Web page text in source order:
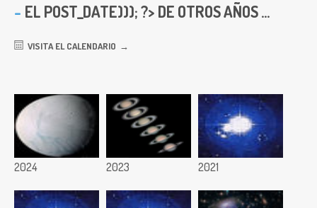
EL POST_DATE))); ?> DE OTROS AÑOS ...
VISITA EL CALENDARIO
2024 2023 2021